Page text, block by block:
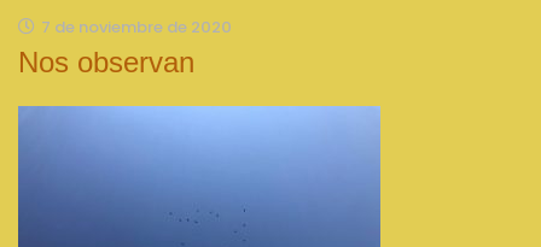
7 de noviembre de 2020
Nos observan